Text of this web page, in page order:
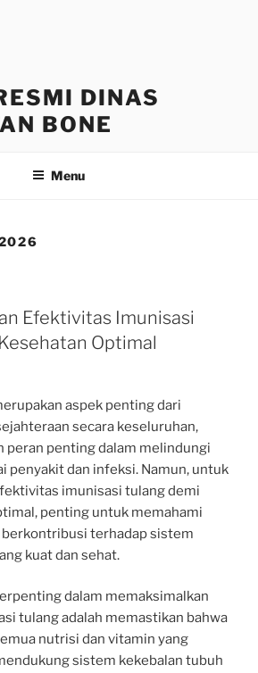
DINAS
BONE
Menu
Efektivitas Imunisasi
Optimal
aspek penting dari
secara keseluruhan,
peran penting dalam melindungi
penyakit dan infeksi. Namun, untuk
imunisasi tulang demi
penting untuk memahami
terhadap sistem
kuat dan sehat.
dalam memaksimalkan
tulang adalah memastikan bahwa
nutrisi dan vitamin yang
sistem kekebalan tubuh